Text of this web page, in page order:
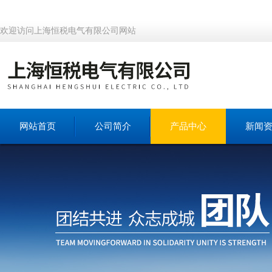
欢迎访问上海恒税电气有限公司网站
网站首页 公司简介 产品中心 新闻